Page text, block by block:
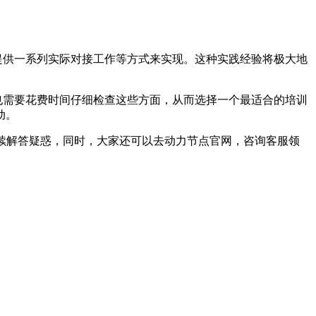
一系列实际对接工作等方式来实现。这种实践经验将极大地
要花费时间仔细检查这些方面，从而选择一个最适合的培训
答疑惑，同时，大家还可以去动力节点官网，咨询客服领